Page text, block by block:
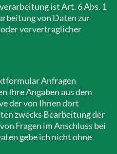
ist Art. 6 Abs. 1
von Daten zur
vorvertraglicher
Anfragen
Ihre Angaben aus dem
der von Ihnen dort
zwecks Bearbeitung der
Fragen im Anschluss bei
gebe ich nicht ohne